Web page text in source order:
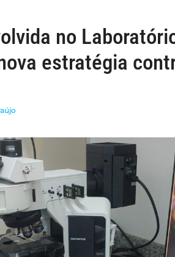
no
estratégia